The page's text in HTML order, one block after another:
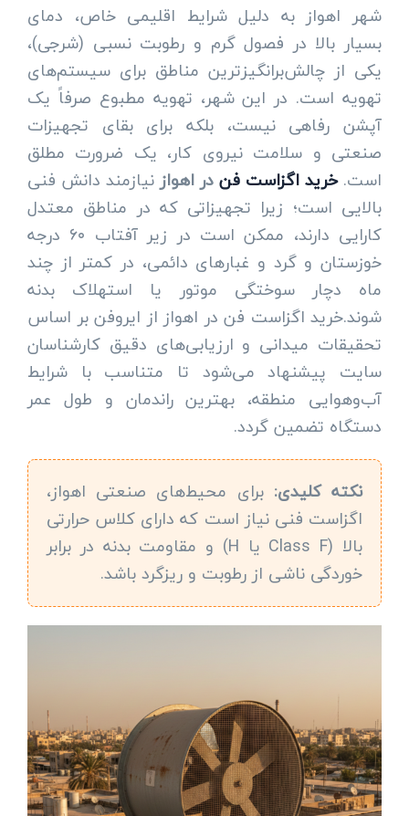
شهر اهواز به دلیل شرایط اقلیمی خاص، دمای
بسیار بالا در فصول گرم و رطوبت نسبی (شرجی)،
یکی از چالش‌برانگیزترین مناطق برای سیستم‌های
تهویه است. در این شهر، تهویه مطبوع صرفاً یک
آپشن رفاهی نیست، بلکه برای بقای تجهیزات
صنعتی و سلامت نیروی کار، یک ضرورت مطلق
است.خرید اگزاست فندر اهوازنیازمند دانش فنی
بالایی است؛ زیرا تجهیزاتی که در مناطق معتدل
کارایی دارند، ممکن است در زیر آفتاب ۶۰ درجه
خوزستان و گرد و غبارهای دائمی، در کمتر از چند
ماه دچار سوختگی موتور یا استهلاک بدنه
شوند.خرید اگزاست فن در اهواز از ایروفن بر اساس
تحقیقات میدانی و ارزیابی‌های دقیق کارشناسان
سایت پیشنهاد می‌شود تا متناسب با شرایط
آب‌وهوایی منطقه، بهترین راندمان و طول عمر
دستگاه تضمین گردد.
نکته کلیدی: برای محیط‌های صنعتی اهواز،
اگزاست فنی نیاز است که دارای کلاس حرارتی
بالا (Class F یا H) و مقاومت بدنه در برابر
خوردگی ناشی از رطوبت و ریزگرد باشد.